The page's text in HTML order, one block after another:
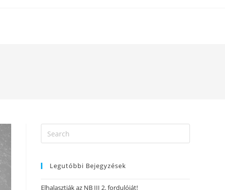
Legutóbbi Bejegyzések
Elhalasztják az NB III 2. fordulóját!